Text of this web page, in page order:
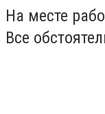
На месте
Все